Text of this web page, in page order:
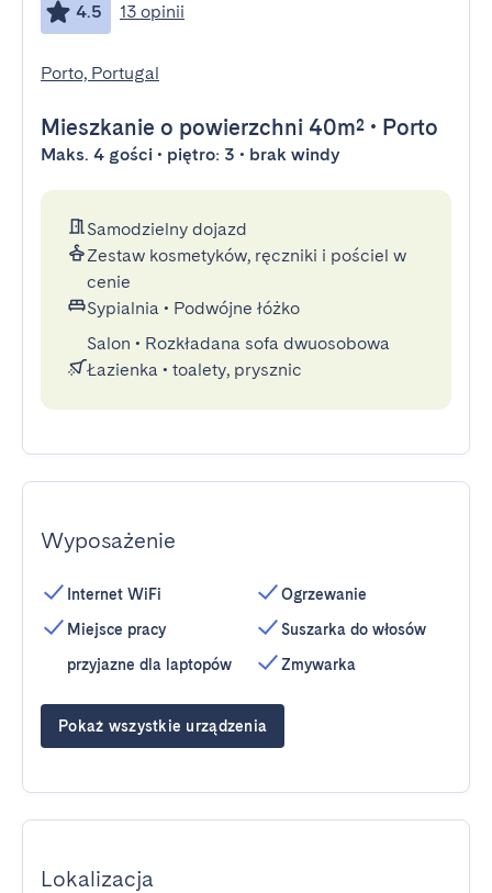
4.5 13 opinii
Porto, Portugal
Mieszkanie o powierzchni 40m² • Porto
Maks. 4 gości • piętro: 3 • brak windy
Samodzielny dojazd
Zestaw kosmetyków, ręczniki i pościel w
cenie
Sypialnia • Podwójne łóżko
Salon • Rozkładana sofa dwuosobowa
Łazienka • toalety, prysznic
Wyposażenie
Internet WiFi
Miejsce pracy
przyjazne dla laptopów
Ogrzewanie
Suszarka do włosów
Zmywarka
Pokaż wszystkie urządzenia
Lokalizacja